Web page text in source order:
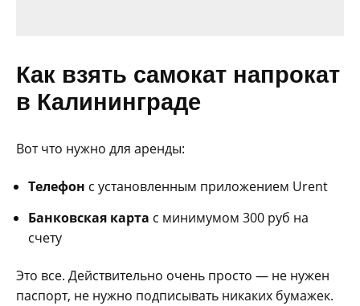
Как взять самокат напрокат
в Калининграде
Вот что нужно для аренды:
Телефон с установленным приложением Urent
Банковская карта с минимумом 300 руб на
счету
Это все. Действительно очень просто — не нужен
паспорт, не нужно подписывать никаких бумажек.